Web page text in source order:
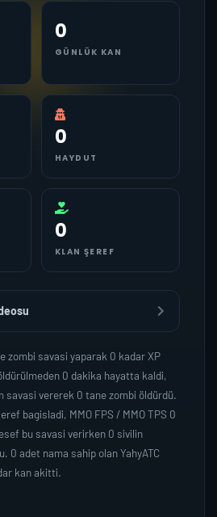
0
GÜNLÜK KAN
0
HAYDUT
0
KLAN ŞEREF
zombi savasi yaparak 0 kadar XP
0 dakika hayatta kaldi,
savasi vererek 0 tane zombi öldürdü.
bagisladi, MMO FPS / MMO TPS 0
bu savasi verirken 0 sivilin
0 adet nama sahip olan YahyATC
kan akitti.